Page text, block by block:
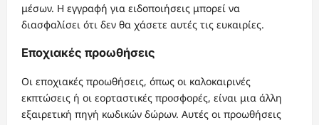
μέσων. Η εγγραφή για ειδοποιήσεις μπορεί να
διασφαλίσει ότι δεν θα χάσετε αυτές τις ευκαιρίες.
Εποχιακές προωθήσεις
Οι εποχιακές προωθήσεις, όπως οι καλοκαιρινές
εκπτώσεις ή οι εορταστικές προσφορές, είναι μια άλλη
εξαιρετική πηγή κωδικών δώρων. Αυτές οι προωθήσεις